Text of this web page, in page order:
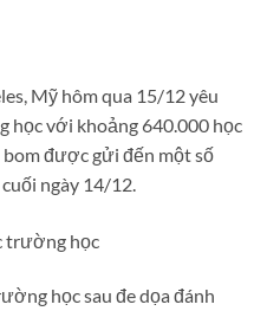
Mỹ hôm qua 15/12 yêu
học với khoảng 640.000 học
bom được gửi đến một số
ngày 14/12.
học sau đe dọa đánh